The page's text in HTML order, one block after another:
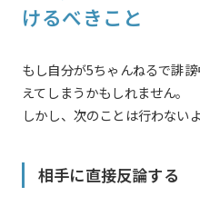
けるべきこと
もし自分が5ちゃんねるで誹
えてしまうかもしれません。
しかし、次のことは行わない
相手に直接反論する